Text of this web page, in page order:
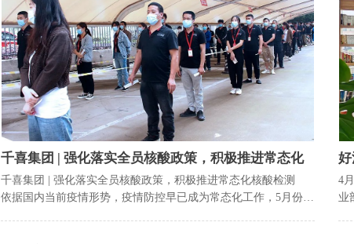
千喜集团 | 强化落实全员核酸政策，积极推进常态化
核酸检测
千喜集团 | 强化落实全员核酸政策，积极推进常态化核酸检测
依据国内当前疫情形势，疫情防控早已成为常态化工作，5月份，
4
业